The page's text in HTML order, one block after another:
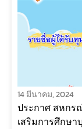
14 มีนาคม, 2024
ประกาศ สหกร
เสริมการศึกษ